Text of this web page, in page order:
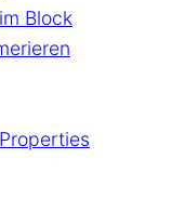
Block